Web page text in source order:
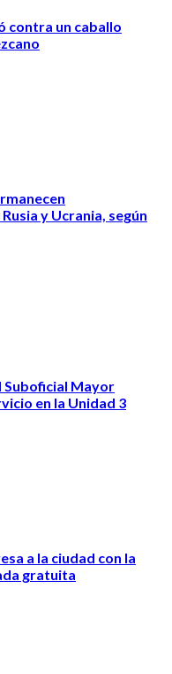
contra un caballo
y Ucrania, según
Suboficial Mayor
en la Unidad 3
a la ciudad con la
gratuita